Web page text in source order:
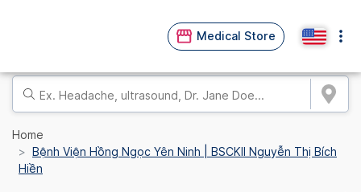
Medical Store
Home
Bệnh Viện Hồng Ngọc Yên Ninh | BSCKII Nguyễn Thị Bích
Hiền